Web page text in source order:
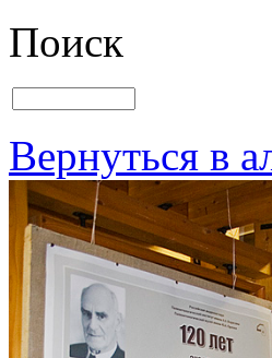
Поиск
Вернуться в